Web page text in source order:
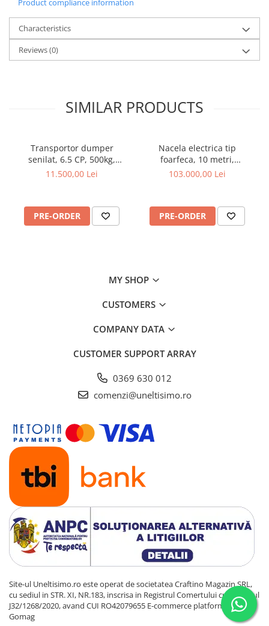
Tocatoare de vegetatie teleghidate
Tocatoare vegetatie cardan tractor
Tocatoare vegetatie hidraulice
Tractorase de tuns iarba
Motocositoare
Roboti de tuns iarba
Distribuitoare de ingrasaminte
Semanatori si plantatoare
Product compliance information
Characteristics
Reviews(0)
SIMILAR PRODUCTS
Transportor dumper
senilat, 6.5 CP, 500kg,
basculare mecanica,
11.500,00 Lei
PRE-ORDER
Nacela electrica tip
foarfeca, 10 metri,
capacitate 272 kg, Magni
103.000,00 Lei
PRE-ORDER
MY SHOP
CUSTOMERS
COMPANY DATA
CUSTOMER SUPPORTARRAY
0369 630 012
comenzi@uneltisimo.ro
Site-ul Uneltisimo.ro este operat de societatea Craftino Magazin SRL,
cu sediul in STR. XI, NR.183, inscrisa in Registrul Comertului cu numarul
J32/1268/2020, avand CUI RO42079655 E-commerce platform by
Gomag